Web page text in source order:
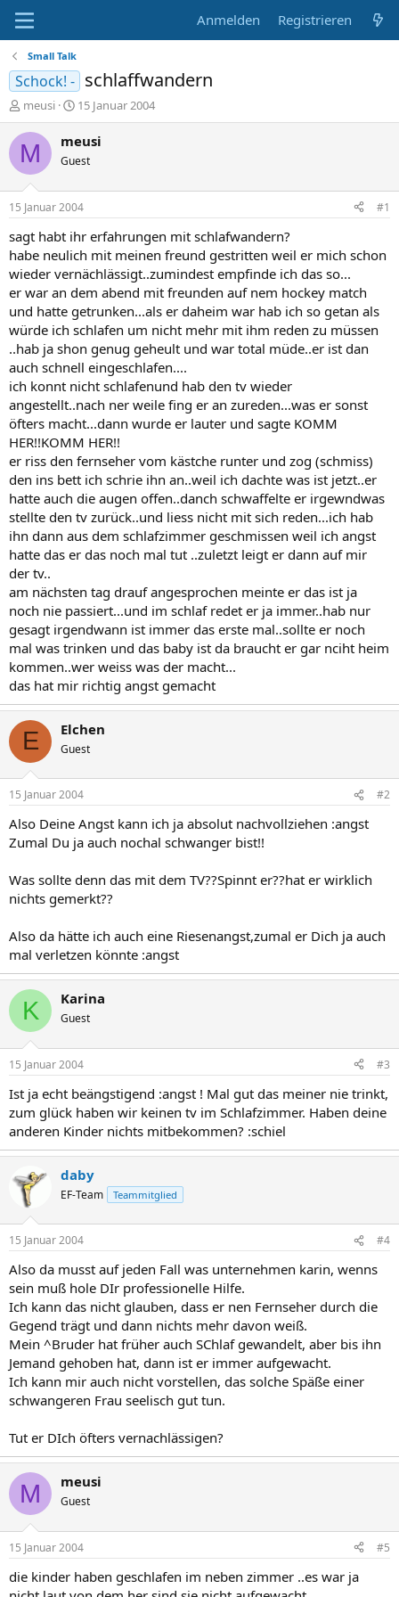
Anmelden Registrieren
Small Talk
Schock! - schlaffwandern
E
r
s
t
e
r
meusi
E
r
s
e
t
a
m
15 Januar 2004
M meusi
Guest
15 Januar 2004 #1
sagt habt ihr erfahrungen mit schlafwandern?
habe neulich mit meinen freund gestritten weil er mich schon
wieder vernächlässigt..zumindest empfinde ich das so...
er war an dem abend mit freunden auf nem hockey match
und hatte getrunken...als er daheim war hab ich so getan als
würde ich schlafen um nicht mehr mit ihm reden zu müssen
..hab ja shon genug geheult und war total müde..er ist dan
auch schnell eingeschlafen....
ich konnt nicht schlafenund hab den tv wieder
angestellt..nach ner weile fing er an zureden...was er sonst
öfters macht...dann wurde er lauter und sagte KOMM
HER!!KOMM HER!!
er riss den fernseher vom kästche runter und zog (schmiss)
den ins bett ich schrie ihn an..weil ich dachte was ist jetzt..er
hatte auch die augen offen..danch schwaffelte er irgewndwas
stellte den tv zurück..und liess nicht mit sich reden...ich hab
ihn dann aus dem schlafzimmer geschmissen weil ich angst
hatte das er das noch mal tut ..zuletzt leigt er dann auf mir
der tv..
am nächsten tag drauf angesprochen meinte er das ist ja
noch nie passiert...und im schlaf redet er ja immer..hab nur
gesagt irgendwann ist immer das erste mal..sollte er noch
mal was trinken und das baby ist da braucht er gar nciht heim
kommen..wer weiss was der macht...
das hat mir richtig angst gemacht
E Elchen
Guest
15 Januar 2004 #2
Also Deine Angst kann ich ja absolut nachvollziehen :angst
Zumal Du ja auch nochal schwanger bist!!
Was sollte denn das mit dem TV??Spinnt er??hat er wirklich
nichts gemerkt??
Also da hätte ich auch eine Riesenangst,zumal er Dich ja auch
mal verletzen könnte :angst
K Karina
Guest
15 Januar 2004 #3
Ist ja echt beängstigend :angst ! Mal gut das meiner nie trinkt,
zum glück haben wir keinen tv im Schlafzimmer. Haben deine
anderen Kinder nichts mitbekommen? :schiel
daby
EF-Team Teammitglied
15 Januar 2004 #4
Also da musst auf jeden Fall was unternehmen karin, wenns
sein muß hole DIr professionelle Hilfe.
Ich kann das nicht glauben, dass er nen Fernseher durch die
Gegend trägt und dann nichts mehr davon weiß.
Mein ^Bruder hat früher auch SChlaf gewandelt, aber bis ihn
Jemand gehoben hat, dann ist er immer aufgewacht.
Ich kann mir auch nicht vorstellen, das solche Späße einer
schwangeren Frau seelisch gut tun.
Tut er DIch öfters vernachlässigen?
M meusi
Guest
15 Januar 2004 #5
die kinder haben geschlafen im neben zimmer ..es war ja